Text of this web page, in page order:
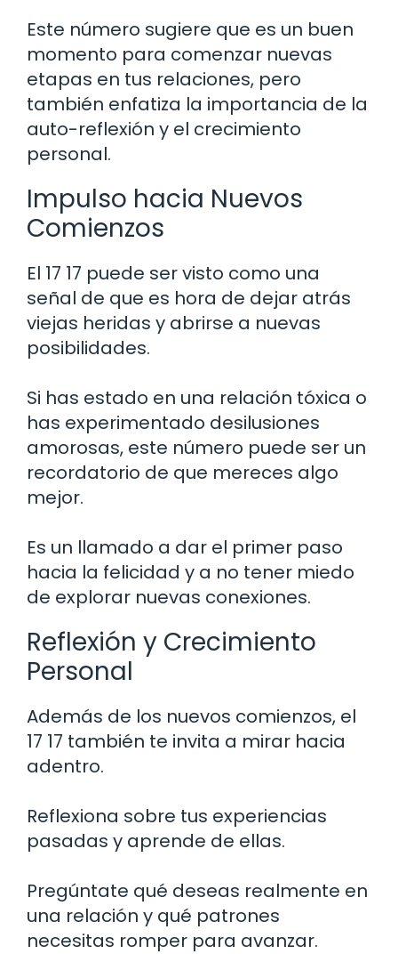
Este número sugiere que es un buen
momento para comenzar nuevas
etapas en tus relaciones, pero
también enfatiza la importancia de la
auto-reflexión y el crecimiento
personal.
Impulso hacia Nuevos
Comienzos
El 17 17 puede ser visto como una
señal de que es hora de dejar atrás
viejas heridas y abrirse a nuevas
posibilidades.
Si has estado en una relación tóxica o
has experimentado desilusiones
amorosas, este número puede ser un
recordatorio de que mereces algo
mejor.
Es un llamado a dar el primer paso
hacia la felicidad y a no tener miedo
de explorar nuevas conexiones.
Reflexión y Crecimiento
Personal
Además de los nuevos comienzos, el
17 17 también te invita a mirar hacia
adentro.
Reflexiona sobre tus experiencias
pasadas y aprende de ellas.
Pregúntate qué deseas realmente en
una relación y qué patrones
necesitas romper para avanzar.